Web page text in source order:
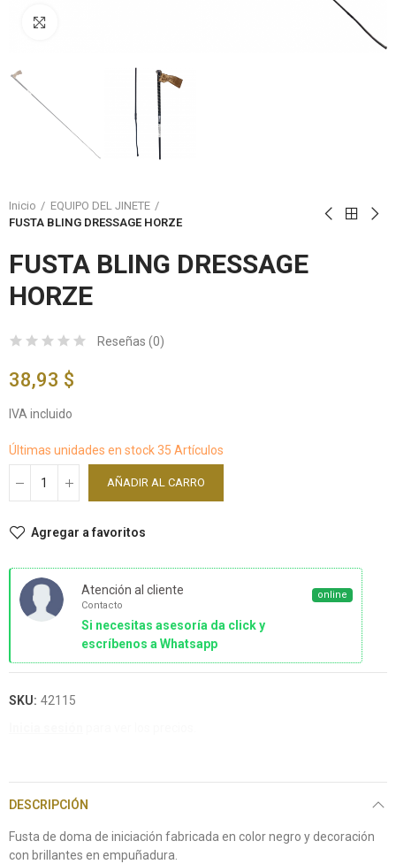
Inicio
EQUIPO DEL JINETE
FUSTA BLING DRESSAGE HORZE
FUSTA BLING DRESSAGE
HORZE
Reseñas (0)
38,93 $
IVA incluido
Últimas unidades en stock35 Artículos
AÑADIR AL CARRO
Agregar a favoritos
Atención al cliente
Contacto
Si necesitas asesoría da click y
escríbenos a Whatsapp
online
SKU: 42115
DESCRIPCIÓN
Fusta de doma de iniciación fabricada en color negro y decoración
con brillantes en empuñadura.